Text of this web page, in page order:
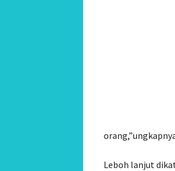
Leboh lanjut